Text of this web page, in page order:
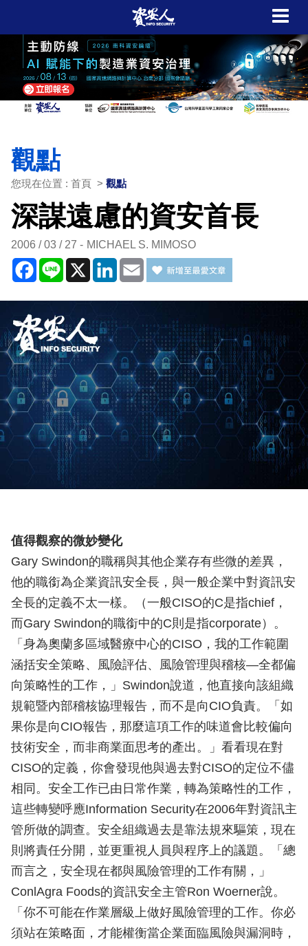
觀點
您現在位置 : 首頁 > 觀點
深謀遠慮的資安首長
2006 / 03 / 27 MICHAEL S. MIMOSO
Facebook
Line X LinkedIn
Email
值得觀察的微妙變化
Gary Swindon的職稱與其他企業存有些微的差異，
他的職銜為企業資訊安全長，與一般企業中對資訊安
全長的定義不太一樣。（一般CISO的C是指chief，
而Gary Swindon的職銜中的C則是指corporate）。
「身為奧蘭多區域醫療中心的CISO，我的工作範圍
涵括安全策略、風險評估、風險管理與稽核—全都偏
向策略性的工作，」Swindon說道，他直接向該組織
規範暨內部稽核協理報告，而不是向CIO負責。「如
果你是向CIO報告，那麼這項工作的味道會比較偏向
技術安全，而非商業面思考的產出。」看看現在對
CISO的定義，你會發現他與過去對CISO的定位不儘
相同。安全工作已由日常作業，轉為策略性的工作，
這些轉變呼應Information Security在2006年對資訊主
管所做的調查。安全組織過去是靠法規來驅策，現在
則將責任分開，並更重視人員與程序上的議題。「總
而言之，安全現在都與風險管理的工作有關，」
ConlAgra Foods的資訊安全主管Ron Woerner說。
「你不可能在作業層級上做好風險管理的工作。你必
須站在策略面，才能權衡當企業面臨風險與漏洞時，